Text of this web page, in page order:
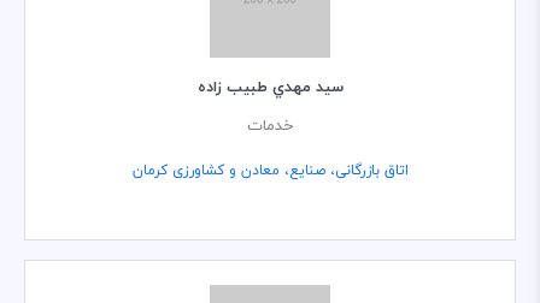
سيد مهدي طبيب زاده
خدمات
اتاق بازرگانی، صنایع، معادن و کشاورزی کرمان